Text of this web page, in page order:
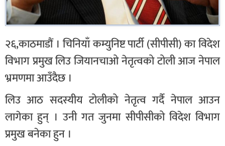
२६,काठमाडौं । चिनियाँ कम्युनिष्ट पार्टी (सीपीसी) का विदेश
विभाग प्रमुख लिउ जियानचाओ नेतृत्वको टोली आज नेपाल
भ्रमणमा आउँदैछ ।
लिउ आठ सदस्यीय टोलीको नेतृत्व गर्दै नेपाल आउन
लागेका हुन् । उनी गत जुनमा सीपीसीको विदेश विभाग
प्रमुख बनेका हुन ।